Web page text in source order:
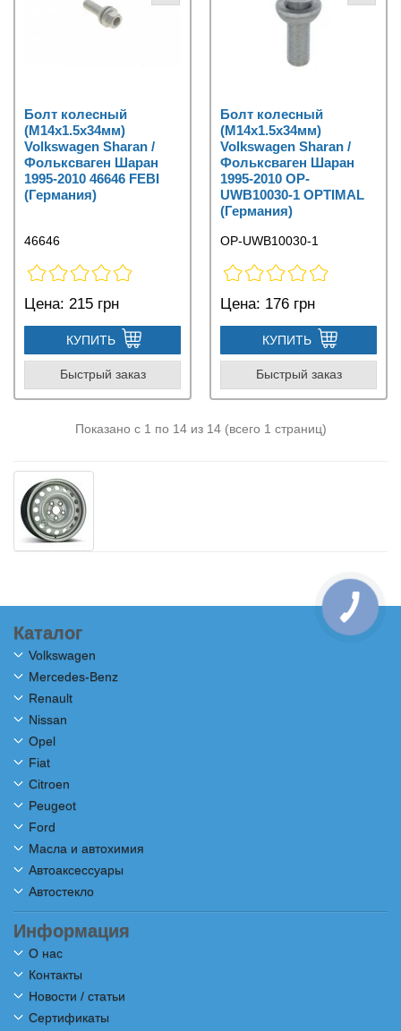
Болт колесный
(M14x1.5x34мм)
Volkswagen Sharan /
Фольксваген Шаран
1995-2010 46646 FEBI
(Германия)
46646
Цена: 215 грн
КУПИТЬ
Быстрый заказ
Болт колесный
(M14x1.5x34мм)
Volkswagen Sharan /
Фольксваген Шаран
1995-2010 OP-
UWB10030-1 OPTIMAL
(Германия)
OP-UWB10030-1
Цена: 176 грн
КУПИТЬ
Быстрый заказ
Показано с 1 по 14 из 14 (всего 1 страниц)
Каталог
Volkswagen
Mercedes-Benz
Renault
Nissan
Opel
Fiat
Citroen
Peugeot
Ford
Масла и автохимия
Автоаксессуары
Автостекло
Информация
О нас
Контакты
Новости / статьи
Сертификаты